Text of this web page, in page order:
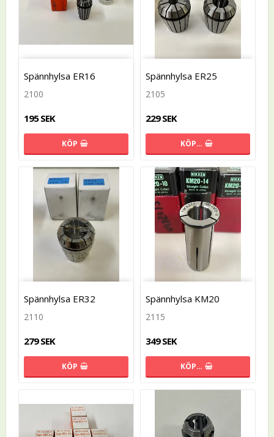
Spännhylsa ER16
2100
195 SEK
KÖP
Spännhylsa ER25
2105
229 SEK
KÖP…
Spännhylsa ER32
2110
279 SEK
KÖP
Spännhylsa KM20
2115
349 SEK
KÖP…